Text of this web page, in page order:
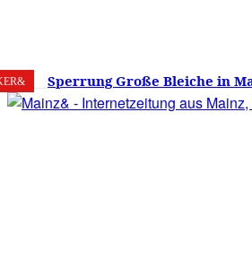
8. August 2026 25.4 Mainz
Sperrung Große Bleiche in
verwirrt, Mainzer stinksauer